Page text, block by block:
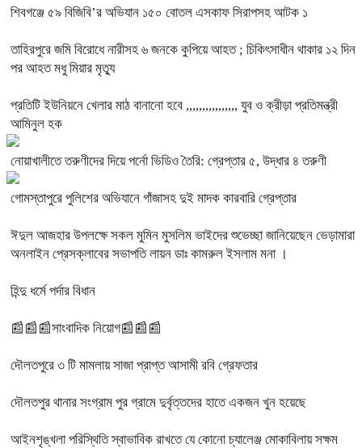
শিবগঞ্জে ৫৯ বিজিবি’র অভিযান ১৫০ বোতল এসকাফ সিরাপসহ আটক ১
তাহিরপুরে জমি বিরোধে নারীসহ ৬ জনকে কুপিয়ে আহত ; চিকিৎসাধীন থাকার ১২ দিন
পর আহত মধু মিয়ার মৃত্যু
প্রতিটি ইউনিয়নে খেলার মাঠ বানানো হবে ,,,,,,,,,,,,,,,, যুব ও ক্রীড়া প্রতিমন্ত্রী
আমিনুল হক
নোয়াখালীতে তরুণীদের দিয়ে পর্নো ভিডিও তৈরি: গ্রেপ্তার ৫, উদ্ধার ৪ তরুণী
গোমস্তাপুরে পুলিশের অভিযানে গাঁজাসহ দুই মাদক কারবারি গ্রেপ্তার
ঈদুল আজহার উপলক্ষে সকল মুমিন মুসলিম ভাইদের শুভেচ্ছা জানিয়েছেন ভেড়ামারা
অনলাইন প্রেসক্লাবের সভাপতি লায়ন ডাঃ কামরুল ইসলাম মনা ।
হিন্দু ধর্মে পর্দার বিধান
📰📰📰সাংবাদিক নিয়োগ📰📰📰
দৌলতপুরে ৩ টি মামলায় সাজা প্রাপ্ত আসামী রবি গ্রেফতার
দৌলতপুর থানার সংগ্রাম পুর গ্রামে দুর্বৃত্তদের হাতে একজন খুন হয়েছে
আইনশৃঙ্খলা পরিস্থিতি স্বাভাবিক রাখতে যে কোনো চ্যালেঞ্জ মোকাবিলায় সক্ষম